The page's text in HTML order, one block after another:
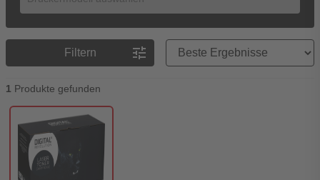
Filtern tune
Preisreihenfolge
1 Produkte gefunden